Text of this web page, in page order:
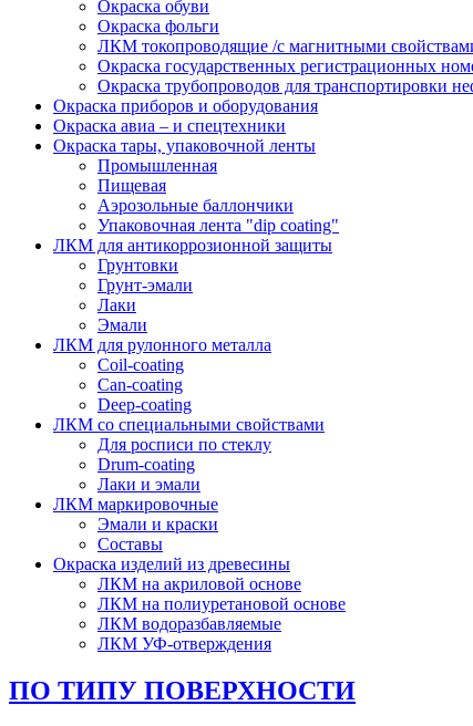
Окраска обуви
Окраска фольги
ЛКМ токопроводящие /с магнитными
Окраска государственных регистрационных
Окраска трубопроводов для транспортировки
Окраска приборов и оборудования
Окраска авиа – и спецтехники
Окраска тары, упаковочной ленты
Промышленная
Пищевая
Аэрозольные баллончики
Упаковочная лента "dip coating"
ЛКМ для антикоррозионной защиты
Грунтовки
Грунт-эмали
Лаки
Эмали
ЛКМ для рулонного металла
Coil-coating
Can-coating
Deep-coating
ЛКМ со специальными свойствами
Для росписи по стеклу
Drum-coating
Лаки и эмали
ЛКМ маркировочные
Эмали и краски
Составы
Окраска изделий из древесины
ЛКМ на акриловой основе
ЛКМ на полиуретановой основе
ЛКМ водоразбавляемые
ЛКМ УФ-отверждения
ПО ТИПУ ПОВЕРХНОСТИ